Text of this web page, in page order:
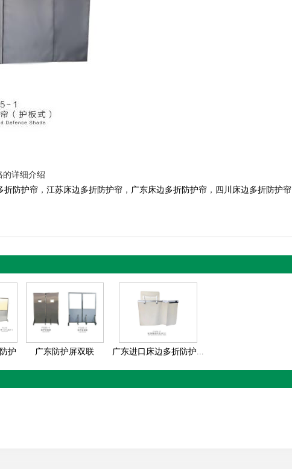
的详细介绍
折防护帘 ， 江苏床边多折防护帘 ， 广东床边多折防护帘 ， 四川床边多折防护帘
护 广东防护屏双联 广东进口床边多折防护...